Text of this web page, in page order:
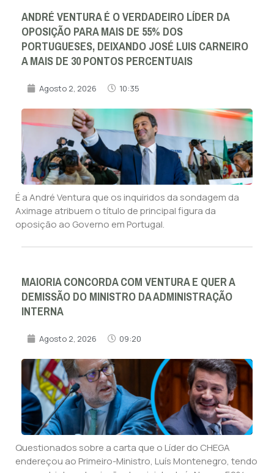
ANDRÉ VENTURA É O VERDADEIRO LÍDER DA
OPOSIÇÃO PARA MAIS DE 55% DOS
PORTUGUESES, DEIXANDO JOSÉ LUIS CARNEIRO
A MAIS DE 30 PONTOS PERCENTUAIS
Agosto 2, 2026 10:35
É a André Ventura que os inquiridos da sondagem da
Aximage atribuem o título de principal figura da
oposição ao Governo em Portugal.
MAIORIA CONCORDA COM VENTURA E QUER A
DEMISSÃO DO MINISTRO DA ADMINISTRAÇÃO
INTERNA
Agosto 2, 2026 09:20
Questionados sobre a carta que o Líder do CHEGA
endereçou ao Primeiro-Ministro, Luís Montenegro, tendo